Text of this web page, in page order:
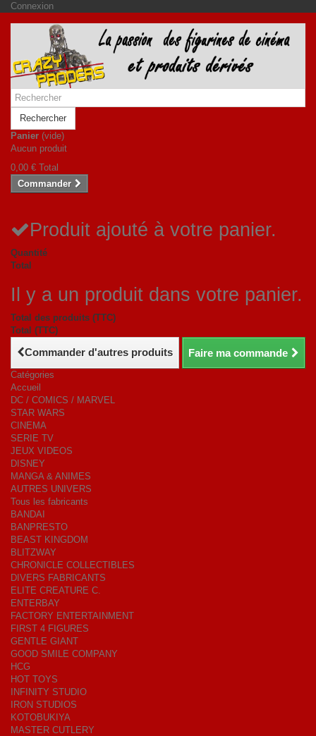
Connexion
Rechercher
Panier (vide)
Aucun produit
0,00 € Total
Commander
Produit ajouté à votre panier.
Quantité
Total
Il y a un produit dans votre panier.
Total des produits (TTC)
Total (TTC)
Commander d'autres produits Faire ma commande
Catégories
Accueil
DC / COMICS / MARVEL
STAR WARS
CINEMA
SERIE TV
JEUX VIDEOS
DISNEY
MANGA & ANIMES
AUTRES UNIVERS
Tous les fabricants
BANDAI
BANPRESTO
BEAST KINGDOM
BLITZWAY
CHRONICLE COLLECTIBLES
DIVERS FABRICANTS
ELITE CREATURE C.
ENTERBAY
FACTORY ENTERTAINMENT
FIRST 4 FIGURES
GENTLE GIANT
GOOD SMILE COMPANY
HCG
HOT TOYS
INFINITY STUDIO
IRON STUDIOS
KOTOBUKIYA
MASTER CUTLERY